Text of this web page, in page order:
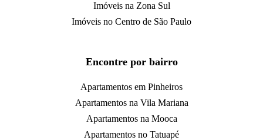
Imóveis na Zona Sul
Imóveis no Centro de São Paulo
Encontre por bairro
Apartamentos em Pinheiros
Apartamentos na Vila Mariana
Apartamentos na Mooca
Apartamentos no Tatuapé